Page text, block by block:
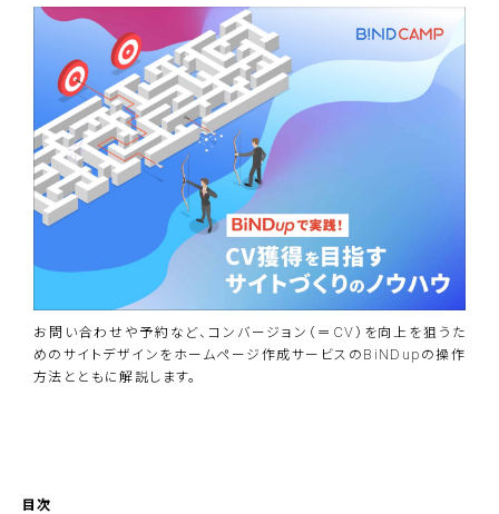
お問い合わせや予約など、コンバージョン（＝CV）を向上を狙うた
めのサイトデザインをホームページ作成サービスのBiNDupの操作
方法とともに解説します。
目次